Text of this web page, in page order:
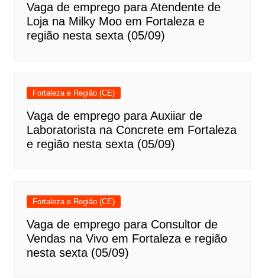
Vaga de emprego para Atendente de
Loja na Milky Moo em Fortaleza e
região nesta sexta (05/09)
Fortaleza e Região (CE)
Vaga de emprego para Auxiiar de
Laboratorista na Concrete em Fortaleza
e região nesta sexta (05/09)
Fortaleza e Região (CE)
Vaga de emprego para Consultor de
Vendas na Vivo em Fortaleza e região
nesta sexta (05/09)